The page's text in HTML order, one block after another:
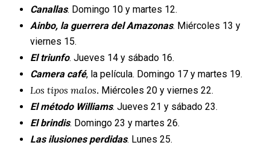
Canallas. Domingo 10 y martes 12.
Ainbo, la guerrera del Amazonas. Miércoles 13 y
viernes 15.
El triunfo. Jueves 14 y sábado 16.
Camera café, la película. Domingo 17 y martes 19.
Los tipos malos. Miércoles 20 y viernes 22.
El método Williams. Jueves 21 y sábado 23.
El brindis. Domingo 23 y martes 26.
Las ilusiones perdidas. Lunes 25.